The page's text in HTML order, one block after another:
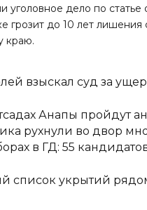
уголовное дело по
грозит до 10 лет
краю.
взыскал суд за
Анапы пройдут
рухнули во двор
в ГД: 55
список укрытий